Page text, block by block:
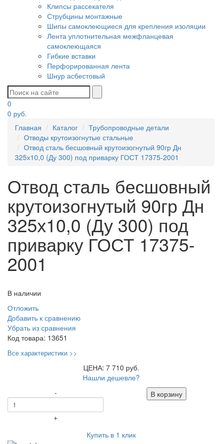
Клипсы рассекателя
Струбцины монтажные
Шипы самоклеющиеся для крепления изоляции
Лента уплотнительная межфланцевая
самоклеющаяся
Гибкие вставки
Перфорированная лента
Шнур асбестовый
0
0 руб.
Главная
Каталог
Трубопроводные детали
Отводы крутоизогнутые стальные
Отвод сталь бесшовный крутоизогнутый 90гр Дн
325х10,0 (Ду 300) под приварку ГОСТ 17375-2001
Отвод сталь бесшовный
крутоизогнутый 90гр Дн
325х10,0 (Ду 300) под
приварку ГОСТ 17375-
2001
В наличии
Отложить
Добавить к сравнению
Убрать из сравнения
Код товара: 13651
Все характеристики >>
ЦЕНА: 7 710 руб.
Нашли дешевле?
-
+
В корзину
Купить в 1 клик